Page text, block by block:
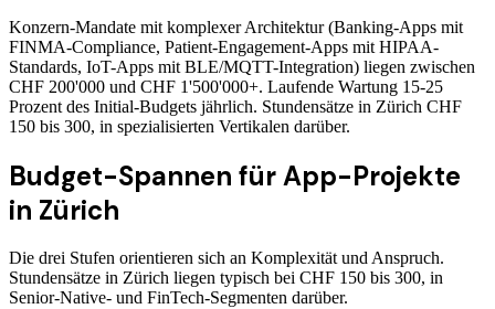
Konzern-Mandate mit komplexer Architektur (Banking-Apps mit
FINMA-Compliance, Patient-Engagement-Apps mit HIPAA-
Standards, IoT-Apps mit BLE/MQTT-Integration) liegen zwischen
CHF 200'000 und CHF 1'500'000+. Laufende Wartung 15-25
Prozent des Initial-Budgets jährlich. Stundensätze in Zürich CHF
150 bis 300, in spezialisierten Vertikalen darüber.
Budget-Spannen für App-Projekte
in Zürich
Die drei Stufen orientieren sich an Komplexität und Anspruch.
Stundensätze in Zürich liegen typisch bei CHF 150 bis 300, in
Senior-Native- und FinTech-Segmenten darüber.